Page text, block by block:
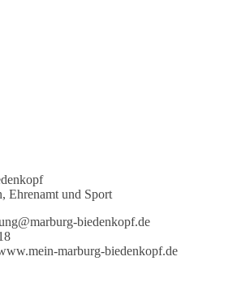
Ehrenamt und Sport
biedenkopf.de
marburg-biedenkopf.de